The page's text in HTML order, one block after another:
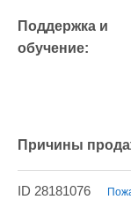
Поддержка и
обучение:
Причины
ID 28181076